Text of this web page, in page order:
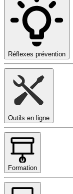
Réflexes prévention
Outils en ligne
Formation